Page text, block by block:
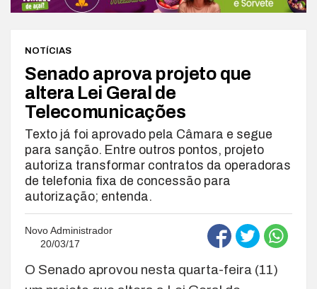
NOTÍCIAS
Senado aprova projeto que
altera Lei Geral de
Telecomunicações
Texto já foi aprovado pela Câmara e segue
para sanção. Entre outros pontos, projeto
autoriza transformar contratos da operadoras
de telefonia fixa de concessão para
autorização; entenda.
Novo Administrador
20/03/17
O Senado aprovou nesta quarta-feira (11)